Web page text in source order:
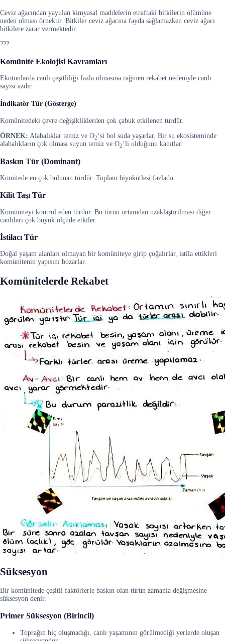
Ceviz ağacından yayulan kimyasal maddelerin etraftaki bitkilerin ölümüne
neden olması örnektir. Bitkiler ceviz ağacına fayda sağlamazken ceviz ağacı
bitkilere zarar vermektedir.
???
Komünite Ekolojisi Kavramları
Ekotonlarda canlı çeşitliliği fazla olmasına rağmen rekabet nedeniyle canlı
sayısı azdır.
İndikatör Tür (Gösterge)
Komünitedeki çevre değişikliklerden çok çabuk etkilenen türdür.
ÖRNEK: Alabalıklar temiz ve O2‘si bol suda yaşarlar. Bir su ekosisteminde
alabalıkların çok olması suyun temiz ve O2‘li olduğunu kanıtlar.
Baskın Tür (Dominant)
Komitede en çok bulunan türdür. Toplam biyokütlesi fazladır.
Kilit Taşı Tür
Komüniteyi kontrol eden türdür. Bu türün ortamdan uzaklaştırılması diğer
canlıları çok büyük ölçüde etkiler.
İstilacı Tür
Doğal yaşam alanları olmayan bir komüniteye girip çoğalırlar, istila ettikleri
komünitenin yapısını bozarlar.
Komünitelerde Rekabet
Süksesyon
Bir komünitede çeşitli faktörlerle baskın olan türün zamanla değişmesine
süksesyon denir.
Primer Süksesyon (Birincil)
Toprağın hiç oluşmadığı, canlı yaşamının görülmediği yerlerde oluşan